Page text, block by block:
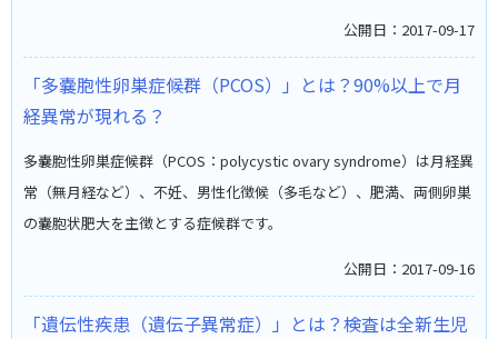
公開日：2017-09-17
「多嚢胞性卵巣症候群（PCOS）」とは？90%以上で月
経異常が現れる？
多嚢胞性卵巣症候群（PCOS：polycystic ovary syndrome）は月経異
常（無月経など）、不妊、男性化徴候（多毛など）、肥満、両側卵巣
の嚢胞状肥大を主徴とする症候群です。
公開日：2017-09-16
「遺伝性疾患（遺伝子異常症）」とは？検査は全新生児